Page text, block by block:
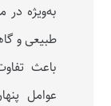
به‌ویژه
طبیعی و
باعث
عوامل